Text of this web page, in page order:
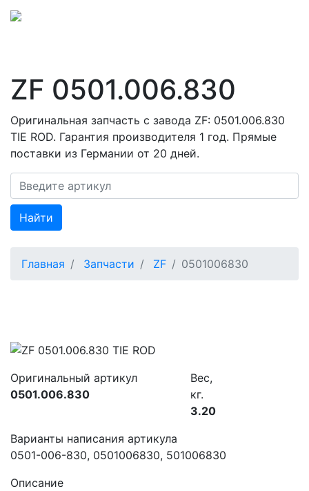
ZF 0501.006.830
Оригинальная запчасть с завода ZF: 0501.006.830
TIE ROD. Гарантия производителя 1 год. Прямые
поставки из Германии от 20 дней.
Найти
Главная Запчасти ZF 0501006830
Оригинальный артикул
0501.006.830
Вес,
кг.
3.20
Варианты написания артикула
0501-006-830, 0501006830, 501006830
Описание